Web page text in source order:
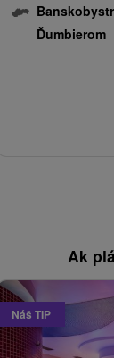
Ďumbierom
Ak
Náš TIP